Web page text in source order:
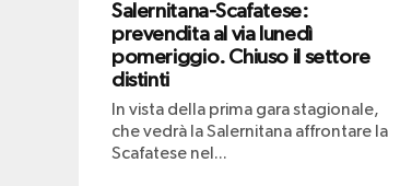
Salernitana-Scafatese:
prevendita al via lunedì
pomeriggio. Chiuso il settore
distinti
In vista della prima gara stagionale,
che vedrà la Salernitana affrontare la
Scafatese nel...